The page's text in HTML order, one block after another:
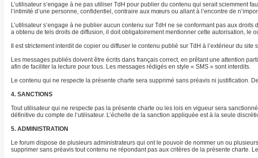
L’utilisateur s’engage à ne pas utiliser TdH pour publier du contenu qui serait sciemment
l’intimité d’une personne, confidentiel, contraire aux mœurs ou allant à l’encontre de
L’utilisateur s’engage à ne publier aucun contenu sur TdH ne se conformant pas aux
a obtenu de tels droits de diffusion, il doit obligatoirement mentionner cette autorisation, le
Il est strictement interdit de copier ou diffuser le contenu publié sur TdH à l’extérieur du
Les messages publiés doivent être écrits dans français correct, en prêtant une attention
afin de faciliter la lecture pour tous. Les messages rédigés en style « SMS » sont interdits.
Le contenu qui ne respecte la présente charte sera supprimé sans préavis ni justification.
4. SANCTIONS
Tout utilisateur qui ne respecte pas la présente charte ou les lois en vigueur sera
définitive du compte de l’utilisateur. L’échelle de la sanction appliquée est à la seule
5. ADMINISTRATION
Le forum dispose de plusieurs administrateurs qui ont le pouvoir de nommer un ou
supprimer sans préavis tout contenu ne répondant pas aux critères de la présente charte.